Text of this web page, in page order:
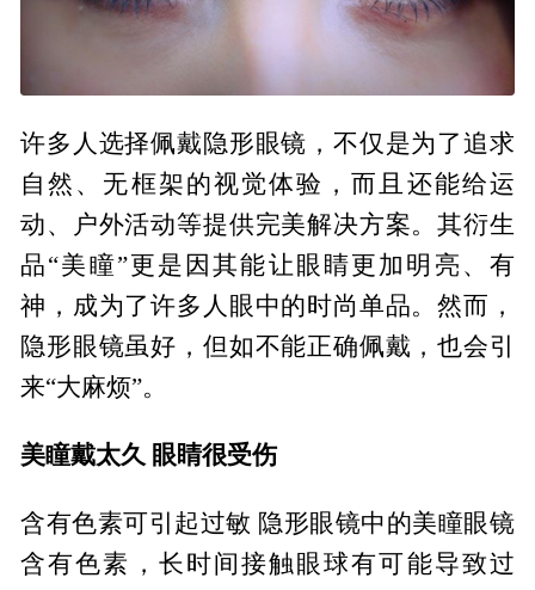
许多人选择佩戴隐形眼镜，不仅是为了追求
自然、无框架的视觉体验，而且还能给运
动、户外活动等提供完美解决方案。其衍生
品“美瞳”更是因其能让眼睛更加明亮、有
神，成为了许多人眼中的时尚单品。然而，
隐形眼镜虽好，但如不能正确佩戴，也会引
来“大麻烦”。
美瞳戴太久 眼睛很受伤
含有色素可引起过敏 隐形眼镜中的美瞳眼镜
含有色素，长时间接触眼球有可能导致过